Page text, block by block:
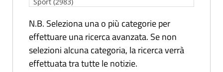
N.B. Seleziona una o più categorie per
effettuare una ricerca avanzata. Se non
selezioni alcuna categoria, la ricerca verrà
effettuata tra tutte le notizie.